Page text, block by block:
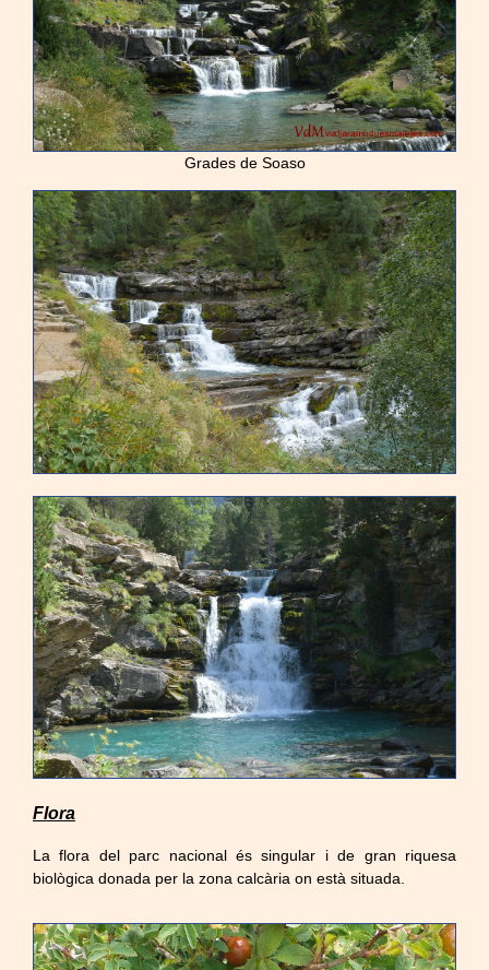
Grades de Soaso
Flora
La flora del parc nacional és singular i de gran riquesa
biològica donada per la zona calcària on està situada.